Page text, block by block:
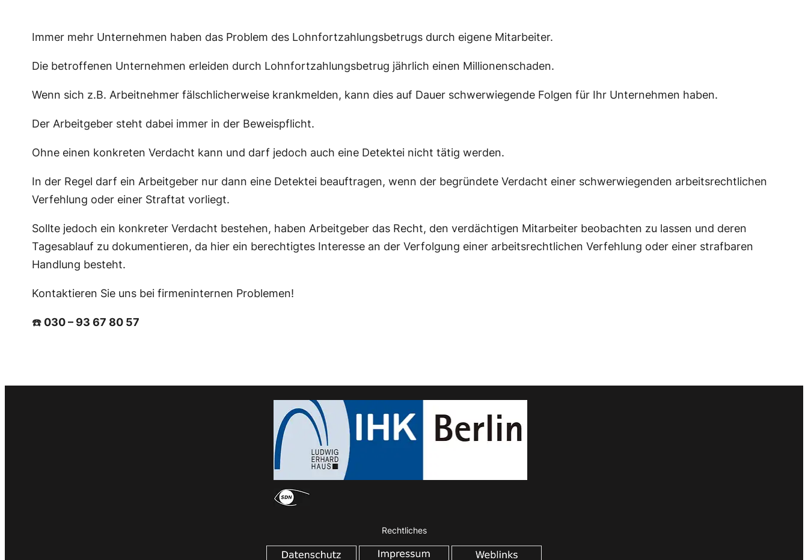
Immer mehr Unternehmen haben das Problem des Lohnfortzahlungsbetrugs durch eigene Mitarbeiter.
Die betroffenen Unternehmen erleiden durch Lohnfortzahlungsbetrug jährlich einen Millionenschaden.
Wenn sich z.B. Arbeitnehmer fälschlicherweise krankmelden, kann dies auf Dauer schwerwiegende Folgen für Ihr Unternehmen haben.
Der Arbeitgeber steht dabei immer in der Beweispflicht.
Ohne einen konkreten Verdacht kann und darf jedoch auch eine Detektei nicht tätig werden.
In der Regel darf ein Arbeitgeber nur dann eine Detektei beauftragen, wenn der begründete Verdacht einer schwerwiegenden arbeitsrechtlichen
Verfehlung oder einer Straftat vorliegt.
Sollte jedoch ein konkreter Verdacht bestehen, haben Arbeitgeber das Recht, den verdächtigen Mitarbeiter beobachten zu lassen und deren
Tagesablauf zu dokumentieren, da hier ein berechtigtes Interesse an der Verfolgung einer arbeitsrechtlichen Verfehlung oder einer strafbaren
Handlung besteht.
Kontaktieren Sie uns bei firmeninternen Problemen!
☎️030 – 93 67 80 57
Rechtliches